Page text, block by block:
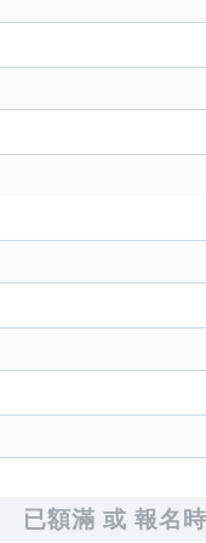
已額滿 或 報名